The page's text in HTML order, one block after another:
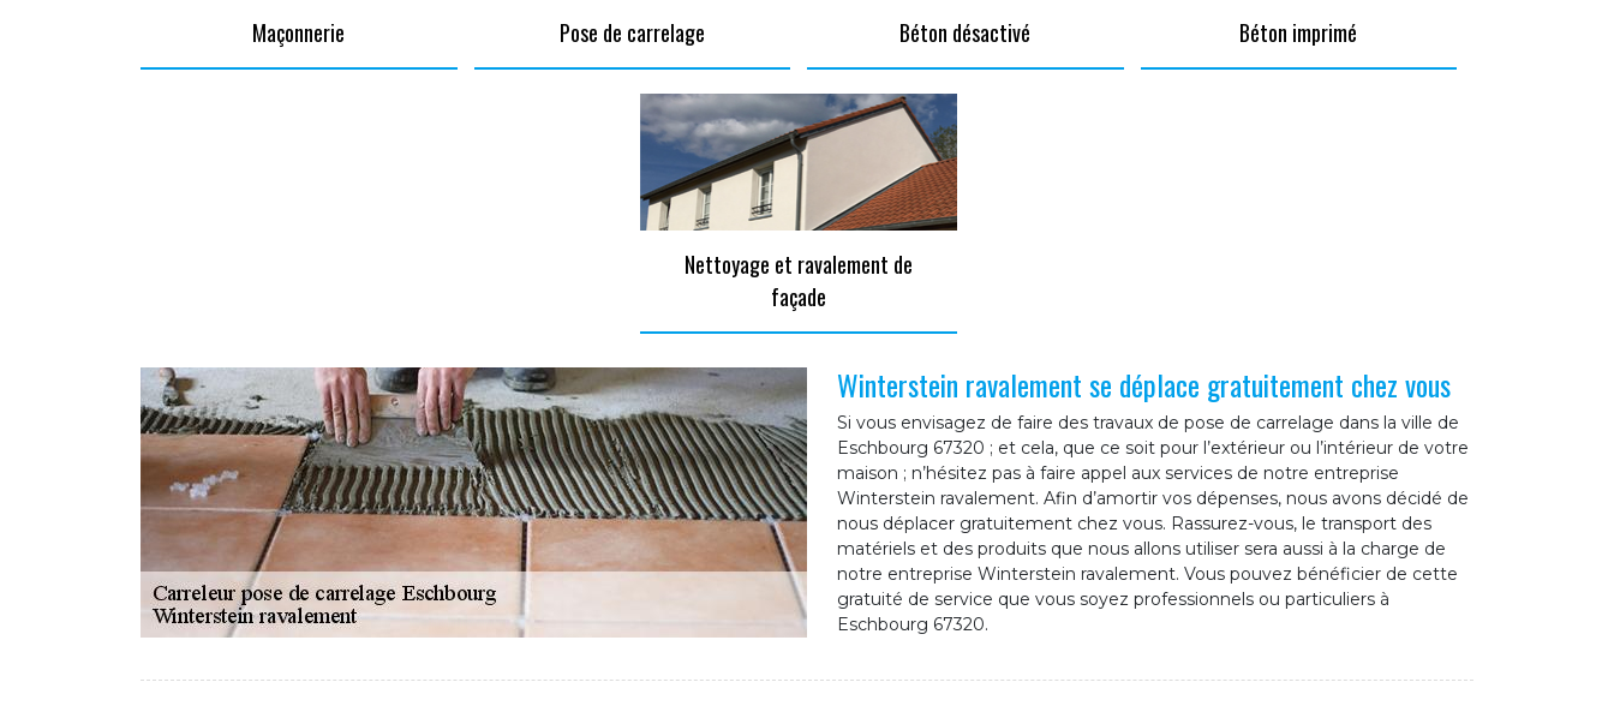
Maçonnerie Pose de carrelage Béton désactivé Béton imprimé
Nettoyage et ravalement de
façade
Winterstein ravalement se déplace gratuitement chez vous
Si vous envisagez de faire des travaux de pose de carrelage dans la ville de
Eschbourg 67320 ; et cela, que ce soit pour l’extérieur ou l’intérieur de votre
maison ; n’hésitez pas à faire appel aux services de notre entreprise
Winterstein ravalement. Afin d’amortir vos dépenses, nous avons décidé de
nous déplacer gratuitement chez vous. Rassurez-vous, le transport des
matériels et des produits que nous allons utiliser sera aussi à la charge de
notre entreprise Winterstein ravalement. Vous pouvez bénéficier de cette
gratuité de service que vous soyez professionnels ou particuliers à
Eschbourg 67320.